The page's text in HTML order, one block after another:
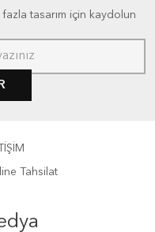
tasarım için kaydolun
Tahsilat